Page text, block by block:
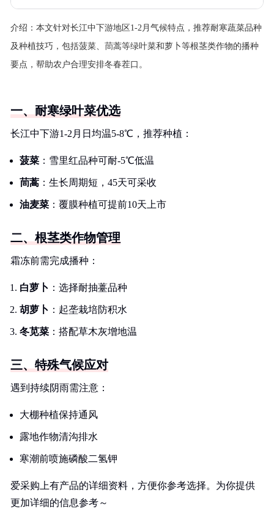
介绍： 本文针对长江中下游地区1-2月气候特点，推荐耐寒蔬菜品种
及种植技巧，包括菠菜、茼蒿等绿叶菜和萝卜等根茎类作物的播种
要点，帮助农户合理安排冬春茬口。
一、耐寒绿叶菜优选
长江中下游1-2月日均温5-8℃，推荐种植：
菠菜 ：雪里红品种可耐-5℃低温
茼蒿 ：生长周期短，45天可采收
油麦菜 ：覆膜种植可提前10天上市
二、根茎类作物管理
霜冻前需完成播种：
白萝卜 ：选择耐抽薹品种
胡萝卜 ：起垄栽培防积水
冬苋菜 ：搭配草木灰增地温
三、特殊气候应对
遇到持续阴雨需注意：
大棚种植保持通风
露地作物清沟排水
寒潮前喷施磷酸二氢钾
爱采购上有产品的详细资料，方便你参考选择。为你提供
更加详细的信息参考～